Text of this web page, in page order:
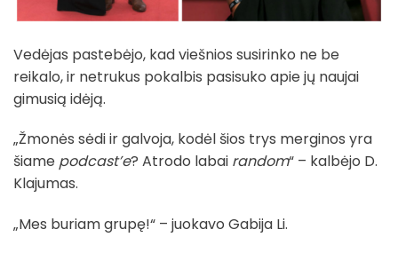
Vedėjas pastebėjo, kad viešnios susirinko ne be
reikalo, ir netrukus pokalbis pasisuko apie jų naujai
gimusią idėją.
„Žmonės sėdi ir galvoja, kodėl šios trys merginos yra
šiame podcast’e? Atrodo labai random“ – kalbėjo D.
Klajumas.
„Mes buriam grupę!“ – juokavo Gabija Li.